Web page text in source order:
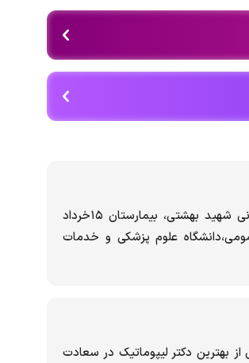
فارغ التخصیل دانشگاه علوم پزشکی و خدمات درمانی شهید بهشتی، بیمارستان ۱۵خرداد
علوم پزشکی و خدمات
بهترین دکتر لیپوماتیک در سعادت